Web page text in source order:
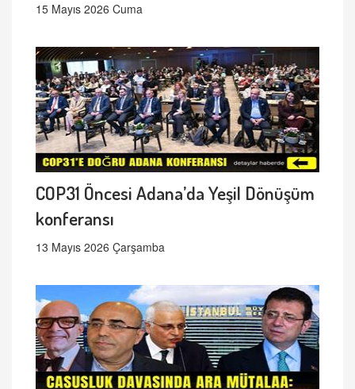
15 Mayıs 2026 Cuma
COP31 Öncesi Adana’da Yeşil Dönüşüm
konferansı
13 Mayıs 2026 Çarşamba